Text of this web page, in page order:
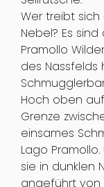
Wer treibt
Nebel? Es
Pramollo
des
Hoch oben
Grenze
einsames
Lago
sie in dunklen
angeführt von